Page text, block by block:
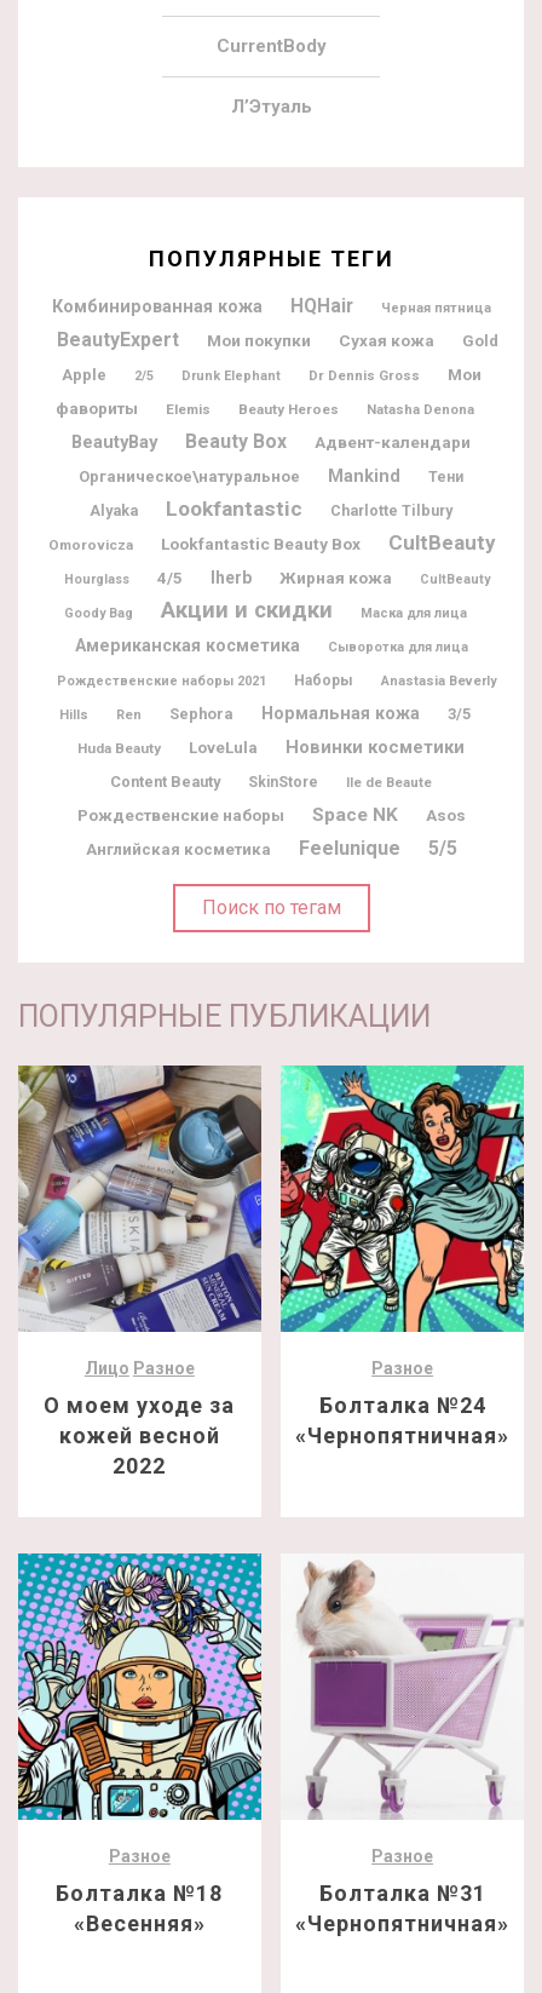
CurrentBody
Л’Этуаль
ПОПУЛЯРНЫЕ ТЕГИ
Комбинированная кожа HQHair Черная пятница
BeautyExpert Мои покупки Сухая кожа
Gold
Apple
2/5 Drunk Elephant Dr Dennis Gross
Мои
фавориты
Elemis Beauty Heroes Natasha Denona
BeautyBay Beauty Box Адвент-календари
Органическое\натуральное Mankind Тени
Alyaka Lookfantastic Charlotte Tilbury
Omorovicza Lookfantastic Beauty Box CultBeauty
Hourglass 4/5 Iherb Жирная кожа CultBeauty
Goody Bag Акции и скидки Маска для лица
Американская косметика Сыворотка для лица
Рождественские наборы 2021 Наборы Anastasia Beverly
Hills Ren Sephora Нормальная кожа 3/5
Huda Beauty LoveLula Новинки косметики
Content Beauty SkinStore Ile de Beaute
Рождественские наборы Space NK
Asos
Английская косметика
Feelunique 5/5
Поиск по тегам
ПОПУЛЯРНЫЕ ПУБЛИКАЦИИ
Лицо Разное
О моем уходе за
кожей весной
2022
Разное
Болталка №24
«Чернопятничная»
Разное
Болталка №18
«Весенняя»
Разное
Болталка №31
«Чернопятничная»